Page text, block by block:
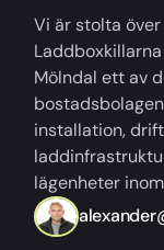
Vi är stolta
Mölndal ett av
installation,
lägenheter